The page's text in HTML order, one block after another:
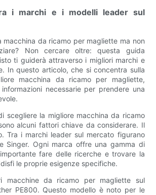
i marchi e i modelli leader sul
macchina da ricamo per magliette ma non
Non cercare oltre: questa guida
ti guiderà attraverso i migliori marchi e
In questo articolo, che si concentra sulla
macchina da ricamo per magliette,
necessarie per prendere una
scegliere la migliore macchina da ricamo
alcuni fattori chiave da considerare. Il
Tra i marchi leader sul mercato figurano
Singer. Ogni marca offre una gamma di
fare delle ricerche e trovare la
le proprie esigenze specifiche.
macchine da ricamo per magliette sul
PE800. Questo modello è noto per le